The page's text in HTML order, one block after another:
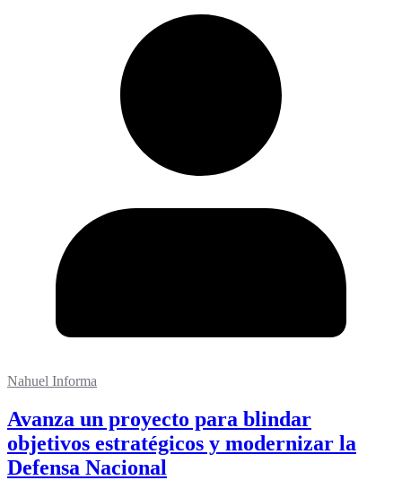
Nahuel Informa
Avanza un proyecto para blindar
objetivos estratégicos y modernizar la
Defensa Nacional